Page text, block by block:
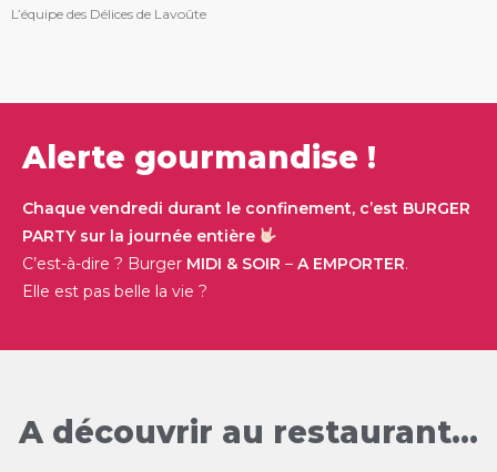
L’équipe des Délices de Lavoûte
Alerte gourmandise !
Chaque vendredi durant le confinement, c’est BURGER
PARTY sur la journée entière
C’est-à-dire ? Burger MIDI & SOIR – A EMPORTER.
Elle est pas belle la vie ?
A découvrir au restaurant...